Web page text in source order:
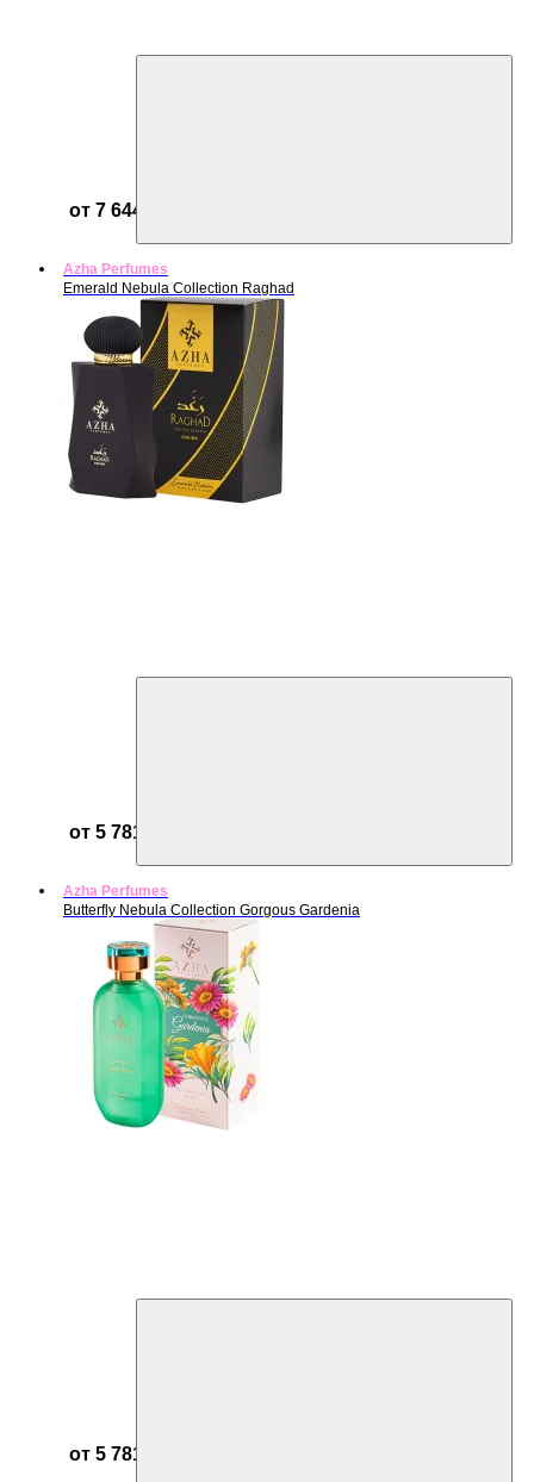
от 7 644 ₽
Azha Perfumes
Emerald Nebula Collection Raghad
от 5 781 ₽
Azha Perfumes
Butterfly Nebula Collection Gorgous Gardenia
от 5 781 ₽